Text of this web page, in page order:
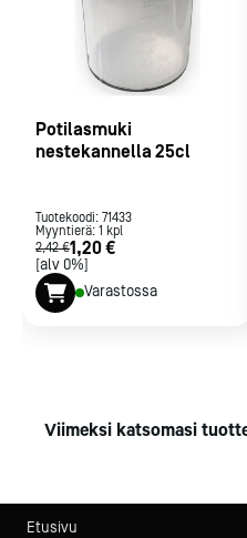
Potilasmuki
nestekannella 25cl
Tuotekoodi: 71433
Myyntierä: 1 kpl
2,42 €1,20 €
[alv 0%]
Varastossa
Viimeksi katsomasi
Etusivu